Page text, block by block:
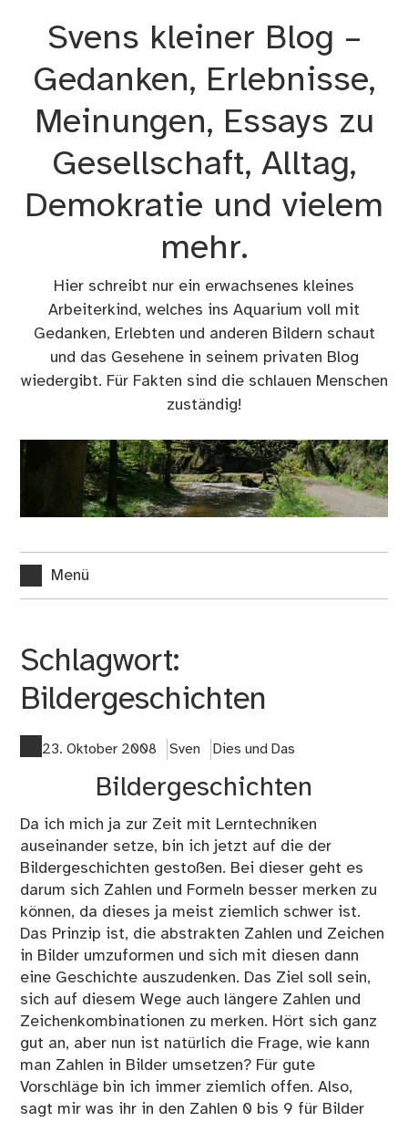
Svens kleiner Blog –
Gedanken, Erlebnisse,
Meinungen, Essays zu
Gesellschaft, Alltag,
Demokratie und vielem
mehr.
Hier schreibt nur ein erwachsenes kleines
Arbeiterkind, welches ins Aquarium voll mit
Gedanken, Erlebten und anderen Bildern schaut
und das Gesehene in seinem privaten Blog
wiedergibt. Für Fakten sind die schlauen Menschen
zuständig!
Menü
Schlagwort:
Bildergeschichten
23. Oktober 2008 Sven Dies und Das
Bildergeschichten
Da ich mich ja zur Zeit mit Lerntechniken
auseinander setze, bin ich jetzt auf die der
Bildergeschichten gestoßen. Bei dieser geht es
darum sich Zahlen und Formeln besser merken zu
können, da dieses ja meist ziemlich schwer ist.
Das Prinzip ist, die abstrakten Zahlen und Zeichen
in Bilder umzuformen und sich mit diesen dann
eine Geschichte auszudenken. Das Ziel soll sein,
sich auf diesem Wege auch längere Zahlen und
Zeichenkombinationen zu merken. Hört sich ganz
gut an, aber nun ist natürlich die Frage, wie kann
man Zahlen in Bilder umsetzen? Für gute
Vorschläge bin ich immer ziemlich offen. Also,
sagt mir was ihr in den Zahlen 0 bis 9 für Bilder